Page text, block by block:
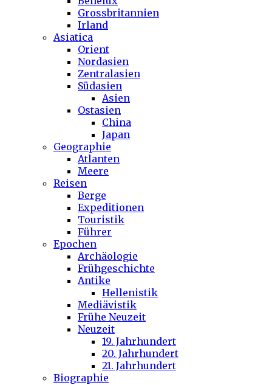
Grossbritannien
Irland
Asiatica
Orient
Nordasien
Zentralasien
Südasien
Asien
Ostasien
China
Japan
Geographie
Atlanten
Meere
Reisen
Berge
Expeditionen
Touristik
Führer
Epochen
Archäologie
Frühgeschichte
Antike
Hellenistik
Mediävistik
Frühe Neuzeit
Neuzeit
19. Jahrhundert
20. Jahrhundert
21. Jahrhundert
Biographie